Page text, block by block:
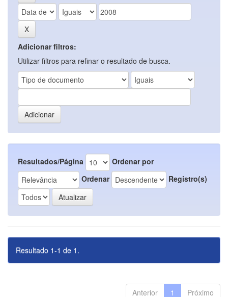
Adicionar filtros:
Utilizar filtros para refinar o resultado de busca.
Resultados/Página
Ordenar por
Ordenar
Registro(s)
Resultado 1-1 de 1.
Anterior 1 Próximo